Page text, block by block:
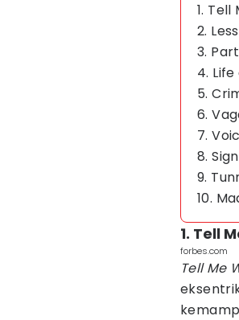
1. Tell
2.
3.
4.
5.
6.
7.
8.
9.
10.
1. Tell
forbes.com
Tell Me